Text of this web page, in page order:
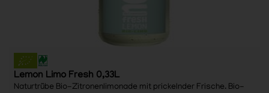
Lemon Limo Fresh 0,33L
Naturtrübe Bio-Zitronenlimonade mit prickelnder Frische. Bio-